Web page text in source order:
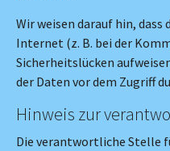
Wir weisen darauf hin,
Internet (z. B. bei der
Sicherheitslücken
der Daten vor dem Zugriff
Hinweis zur
Die verantwortliche Stelle